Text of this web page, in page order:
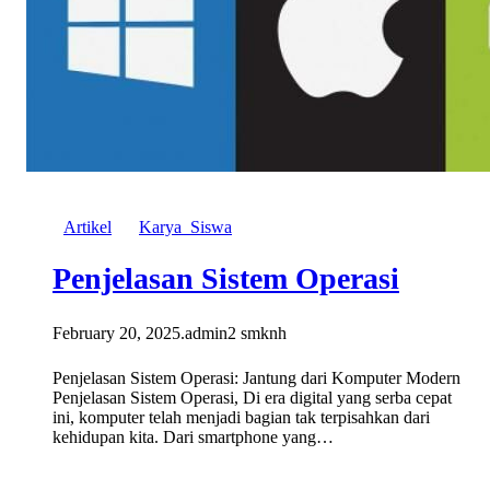
Artikel Karya_Siswa
Penjelasan Sistem Operasi
February 20, 2025.admin2 smknh
Penjelasan Sistem Operasi: Jantung dari Komputer Modern
Penjelasan Sistem Operasi, Di era digital yang serba cepat
ini, komputer telah menjadi bagian tak terpisahkan dari
kehidupan kita. Dari smartphone yang…